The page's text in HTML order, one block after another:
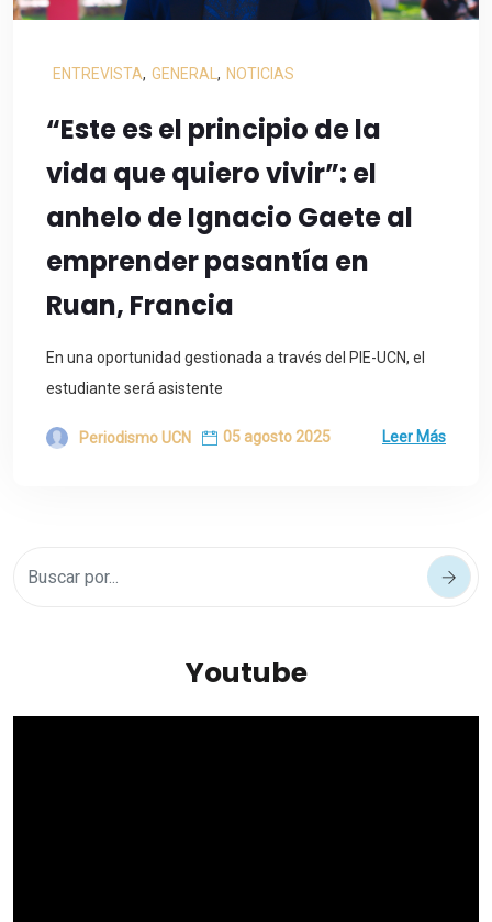
ENTREVISTA, GENERAL , NOTICIAS
“Este es el principio de la
vida que quiero vivir”: el
anhelo de Ignacio Gaete al
emprender pasantía en
Ruan, Francia
En una oportunidad gestionada a través del PIE-UCN, el
estudiante será asistente
Periodismo UCN 05 agosto 2025 Leer Más
Youtube